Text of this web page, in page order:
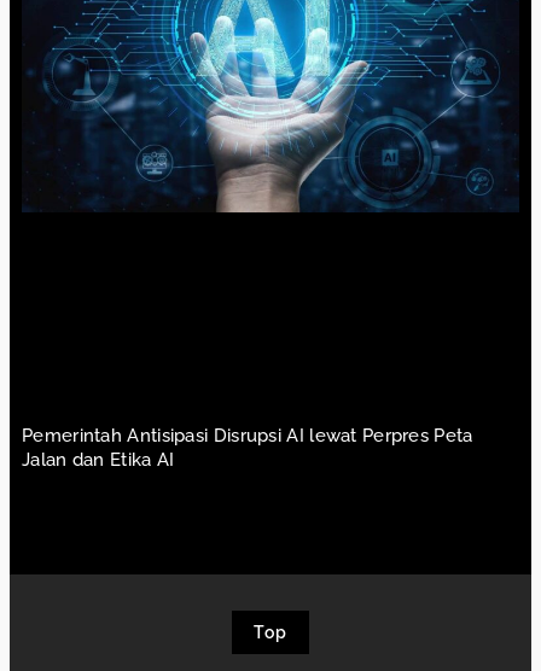
Pemerintah Antisipasi Disrupsi AI lewat Perpres Peta
Jalan dan Etika AI
Top